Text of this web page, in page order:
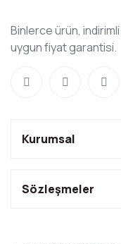
Binlerce ürün,
uygun fiyat garantisi.
Kurumsal
Sözleşmeler